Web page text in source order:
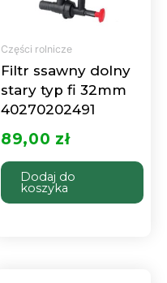
Części rolnicze
Filtr ssawny dolny
stary typ fi 32mm
40270202491
89,00 zł
Dodaj do
koszyka